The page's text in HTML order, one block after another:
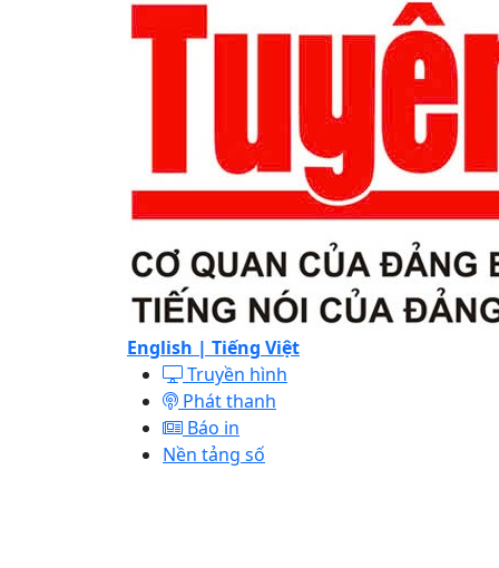
English | Tiếng Việt
Truyền hình
Phát thanh
Báo in
Nền tảng số